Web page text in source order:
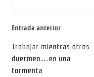
Navegación
de
entradas
Entrada anterior
Trabajar mientras otros
duermen…en una
tormenta